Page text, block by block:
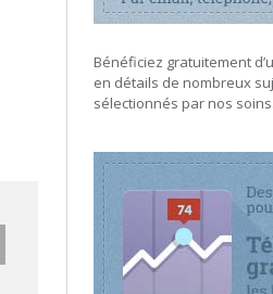
Bénéficiez gratuitement
en détails de nombreux
sélectionnés par nos soins.